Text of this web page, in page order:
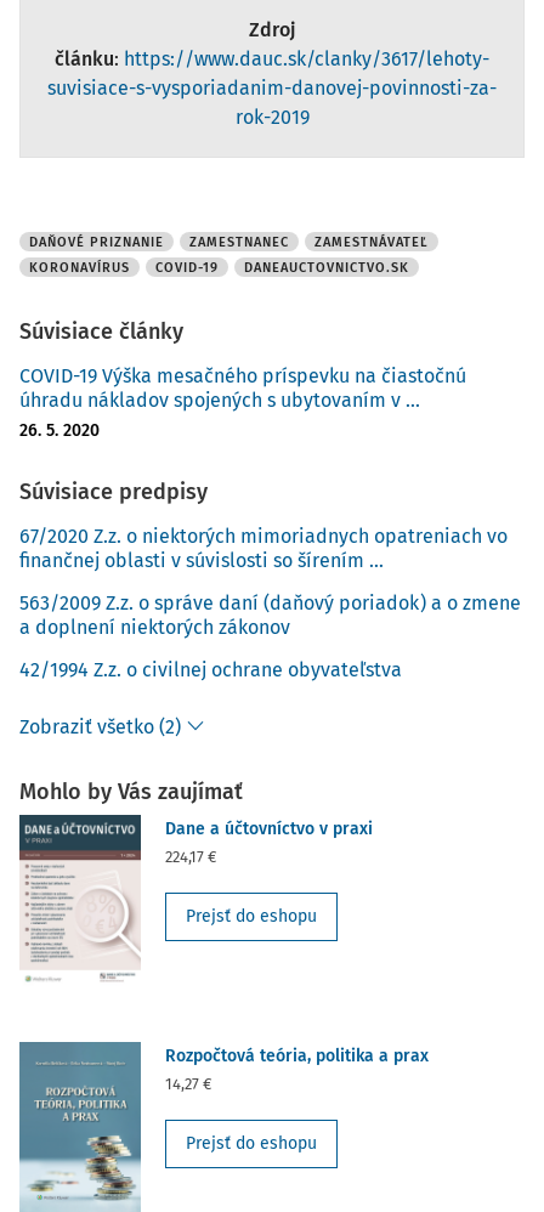
Zdroj
článku: https://www.dauc.sk/clanky/3617/lehoty-
suvisiace-s-vysporiadanim-danovej-povinnosti-za-
rok-2019
DAŇOVÉ PRIZNANIE ZAMESTNANEC
ZAMESTNÁVATEĽ
KORONAVÍRUS
COVID-19 DANEAUCTOVNICTVO.SK
Súvisiace články
COVID-19 Výška mesačného príspevku na čiastočnú
úhradu nákladov spojených s ubytovaním v ...
26. 5. 2020
Súvisiace predpisy
67/2020 Z.z. o niektorých mimoriadnych opatreniach vo
finančnej oblasti v súvislosti so šírením ...
563/2009 Z.z. o správe daní (daňový poriadok) a o zmene
a doplnení niektorých zákonov
42/1994 Z.z. o civilnej ochrane obyvateľstva
Zobraziť všetko (2)
Mohlo by Vás zaujímať
Dane a účtovníctvo v praxi
224,17 €
Prejsť do eshopu
Rozpočtová teória, politika a prax
14,27 €
Prejsť do eshopu